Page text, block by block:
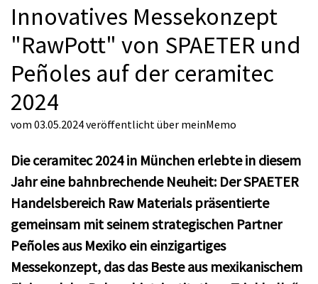
Innovatives Messekonzept
"RawPott" von SPAETER und
Peñoles auf der ceramitec
2024
vom 03.05.2024veröffentlicht über meinMemo
Die ceramitec 2024 in München erlebte in diesem
Jahr eine bahnbrechende Neuheit: Der SPAETER
Handelsbereich Raw Materials präsentierte
gemeinsam mit seinem strategischen Partner
Peñoles aus Mexiko ein einzigartiges
Messekonzept, das das Beste aus mexikanischem